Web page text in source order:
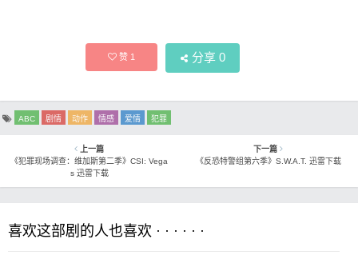
赞1 分享 0
ABC 剧情 动作 情感 爱情 犯罪
上一篇
《犯罪现场调查：维加斯第二季》CSI: Vega
s 迅雷下载
下一篇
《反恐特警组第六季》S.W.A.T. 迅雷下载
喜欢这部剧的人也喜欢 · · · · · ·